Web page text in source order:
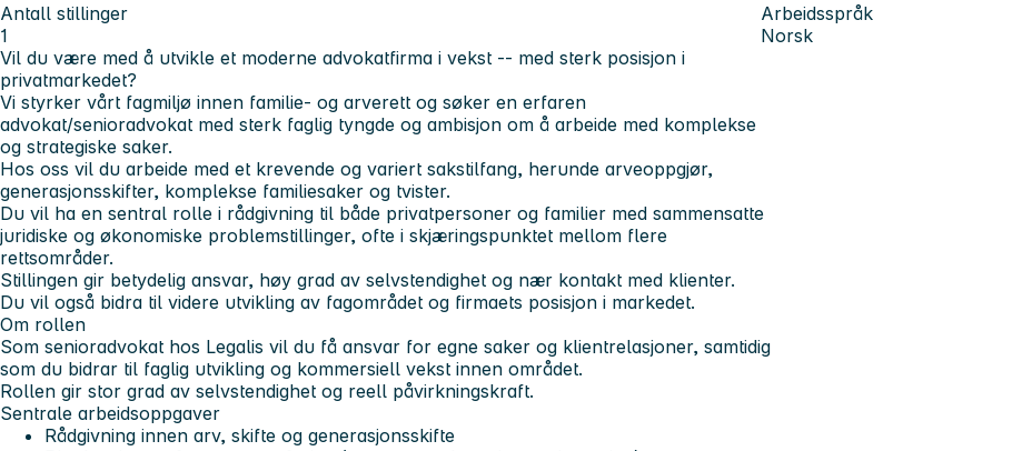
Antall stillinger
1
Arbeidsspråk
Norsk
Vil du være med å utvikle et moderne advokatfirma i vekst -- med sterk posisjon i
privatmarkedet?
Vi styrker vårt fagmiljø innen familie- og arverett og søker en erfaren
advokat/senioradvokat med sterk faglig tyngde og ambisjon om å arbeide med komplekse
og strategiske saker.
Hos oss vil du arbeide med et krevende og variert sakstilfang, herunde arveoppgjør,
generasjonsskifter, komplekse familiesaker og tvister.
Du vil ha en sentral rolle i rådgivning til både privatpersoner og familier med sammensatte
juridiske og økonomiske problemstillinger, ofte i skjæringspunktet mellom flere
rettsområder.
Stillingen gir betydelig ansvar, høy grad av selvstendighet og nær kontakt med klienter.
Du vil også bidra til videre utvikling av fagområdet og firmaets posisjon i markedet.
Om rollen
Som senioradvokat hos Legalis vil du få ansvar for egne saker og klientrelasjoner, samtidig
som du bidrar til faglig utvikling og kommersiell vekst innen området.
Rollen gir stor grad av selvstendighet og reell påvirkningskraft.
Sentrale arbeidsoppgaver
Rådgivning innen arv, skifte og generasjonsskifte